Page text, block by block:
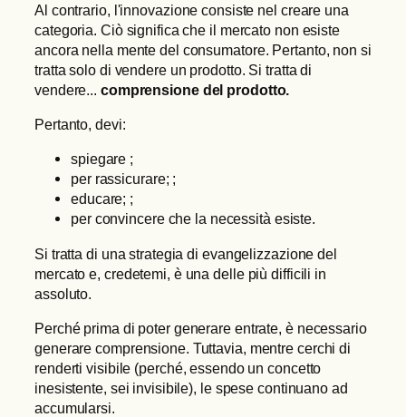
Al contrario, l'innovazione consiste nel creare una
categoria. Ciò significa che il mercato non esiste
ancora nella mente del consumatore. Pertanto, non si
tratta solo di vendere un prodotto. Si tratta di
vendere... comprensione del prodotto.
Pertanto, devi:
spiegare ;
per rassicurare; ;
educare; ;
per convincere che la necessità esiste.
Si tratta di una strategia di evangelizzazione del
mercato e, credetemi, è una delle più difficili in
assoluto.
Perché prima di poter generare entrate, è necessario
generare comprensione. Tuttavia, mentre cerchi di
renderti visibile (perché, essendo un concetto
inesistente, sei invisibile), le spese continuano ad
accumularsi.